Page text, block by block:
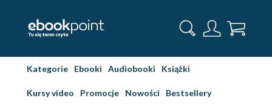
Kategorie Ebooki Audiobooki Książki
Kursy video Promocje Nowości Bestsellery